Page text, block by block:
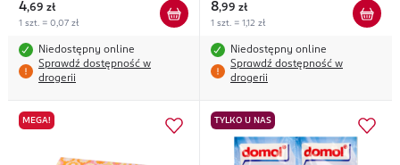
4,69 zł
1 szt. = 0,07 zł
Niedostępny online
Sprawdź dostępność w
drogerii
8,99 zł
1 szt. = 1,12 zł
Niedostępny online
Sprawdź dostępność w
drogerii
MEGA! TYLKO U NAS